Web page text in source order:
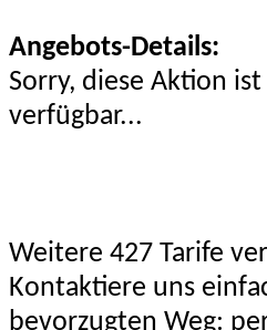
Angebots-Details:
Sorry, diese Aktion
verfügbar...
Weitere 427 Tarife
Kontaktiere uns
bevorzugten Weg: